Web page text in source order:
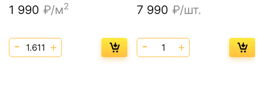
1 990 ₽/м2 7 990 ₽/шт.